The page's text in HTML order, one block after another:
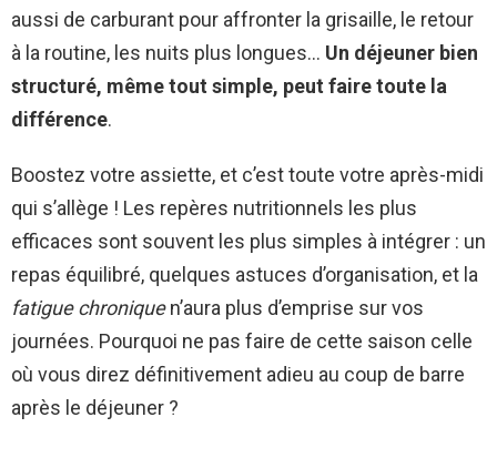
aussi de carburant pour affronter la grisaille, le retour
à la routine, les nuits plus longues… Un déjeuner bien
structuré, même tout simple, peut faire toute la
différence.
Boostez votre assiette, et c’est toute votre après-midi
qui s’allège ! Les repères nutritionnels les plus
efficaces sont souvent les plus simples à intégrer : un
repas équilibré, quelques astuces d’organisation, et la
fatigue chroniquen’aura plus d’emprise sur vos
journées. Pourquoi ne pas faire de cette saison celle
où vous direz définitivement adieu au coup de barre
après le déjeuner ?